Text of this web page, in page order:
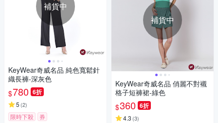
補貨中
KeyWear奇威名品 純色寬鬆針
織長褲-深灰色
$780 6折
5 (2)
限時下殺 券
補貨中
KeyWear奇威名品 俏麗不對襯
格子短褲裙-綠色
$360 6折
4.3 (3)